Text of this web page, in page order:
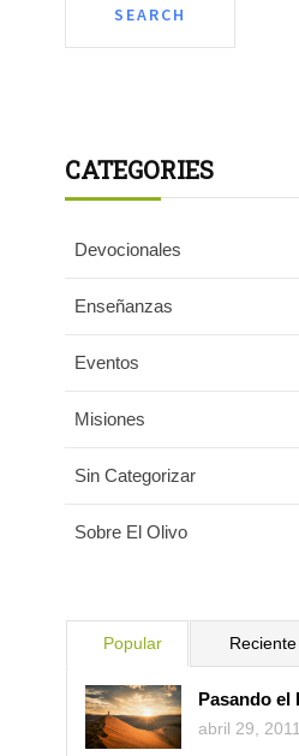
CATEGORIES
Devocionales
Enseñanzas
Eventos
Misiones
Sin Categorizar
Sobre El Olivo
Popular Reciente
Pasando el
abril 29, 2011